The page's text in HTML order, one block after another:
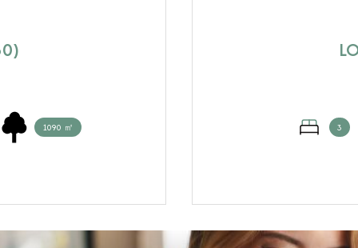
1090 ㎡ 3